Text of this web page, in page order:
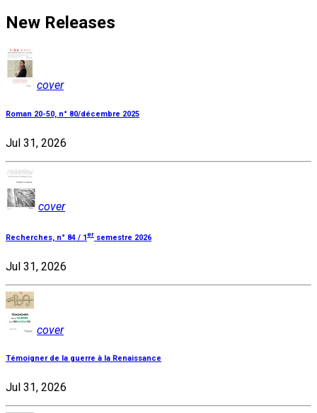
New Releases
cover
Roman 20-50, n° 80/décembre 2025
Jul 31, 2026
cover
Recherches, n° 84 / 1er semestre 2026
Jul 31, 2026
cover
Témoigner de la guerre à la Renaissance
Jul 31, 2026